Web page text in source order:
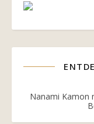
Nanami Kamon